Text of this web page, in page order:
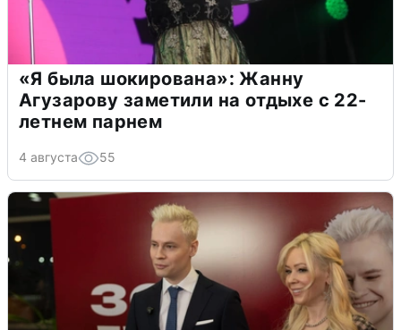
«Я была шокирована»: Жанну
Агузарову заметили на отдыхе с 22-
летнем парнем
4 августа 55